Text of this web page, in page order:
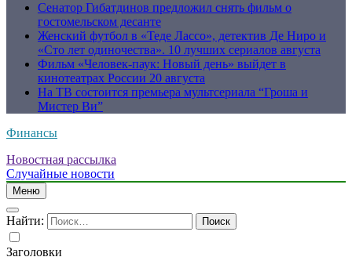
Сенатор Гибатдинов предложил снять фильм о
гостомельском десанте
Женский футбол в «Теде Лассо», детектив Де Ниро и
«Сто лет одиночества». 10 лучших сериалов августа
Фильм «Человек-паук: Новый день» выйдет в
кинотеатрах России 20 августа
На ТВ состоится премьера мультсериала “Гроша и
Мистер Ви”
Финансы
Новостная рассылка
Случайные новости
Меню
Найти:
Заголовки